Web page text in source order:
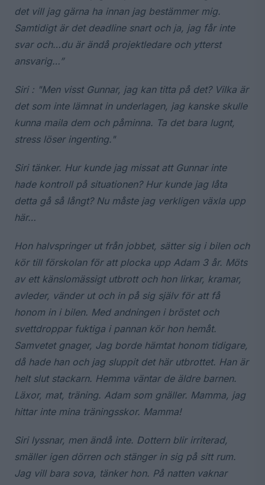
det vill jag gärna ha innan jag bestämmer mig.
Samtidigt är det deadline snart och ja, jag får inte
svar och…du är ändå projektledare och ytterst
ansvarig…”
Siri : "Men visst Gunnar, jag kan titta på det? Vilka är
det som inte lämnat in underlagen, jag kanske skulle
kunna maila dem och påminna. Ta det bara lugnt,
stress löser ingenting."
Siri tänker. Hur kunde jag missat att Gunnar inte
hade kontroll på situationen? Hur kunde jag låta
detta gå så långt? Nu måste jag verkligen växla upp
här…
Hon halvspringer ut från jobbet, sätter sig i bilen och
kör till förskolan för att plocka upp Adam 3 år. Möts
av ett känslomässigt utbrott och hon lirkar, kramar,
avleder, vänder ut och in på sig själv för att få
honom in i bilen. Med andningen i bröstet och
svettdroppar fuktiga i pannan kör hon hemåt.
Samvetet gnager, Jag borde hämtat honom tidigare,
då hade han och jag sluppit det här utbrottet. Han är
helt slut stackarn. Hemma väntar de äldre barnen.
Läxor, mat, träning. Adam som gnäller. Mamma, jag
hittar inte mina träningsskor. Mamma!
Siri lyssnar, men ändå inte. Dottern blir irriterad,
smäller igen dörren och stänger in sig på sitt rum.
Jag vill bara sova, tänker hon. På natten vaknar